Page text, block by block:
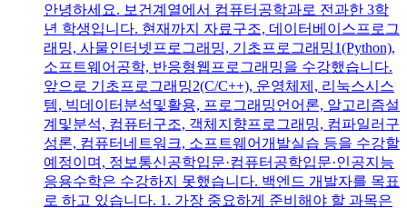
안녕하세요. 보건계열에서 컴퓨터공학과로 전과한 3학
년 학생입니다. 현재까지 자료구조, 데이터베이스프로그
래밍, 사물인터넷프로그래밍, 기초프로그래밍1(Python),
소프트웨어공학, 반응형웹프로그래밍을 수강했습니다.
앞으로 기초프로그래밍2(C/C++), 운영체제, 리눅스시스
템, 빅데이터분석및활용, 프로그래밍언어론, 알고리즘설
계및분석, 컴퓨터구조, 객체지향프로그래밍, 컴파일러구
성론, 컴퓨터네트워크, 소프트웨어개발실습 등을 수강할
예정이며, 정보통신공학입문·컴퓨터공학입문·인공지능
응용수학은 수강하지 못했습니다. 백엔드 개발자를 목표
로 하고 있습니다. 1. 가장 중요하게 준비해야 할 과목은